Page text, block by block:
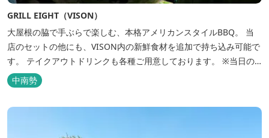
GRILL EIGHT（VISON）
大屋根の脇で手ぶらで楽しむ、本格アメリカンスタイルBBQ。 当
店のセットの他にも、VISON内の新鮮食材を追加で持ち込み可能で
す。 テイクアウトドリンクも各種ご用意しております。 ※当日の
最終受付は15時までとなります。 ※17:00～のご予約につきまして
は、3日前までにご連絡いただきまし...
中南勢